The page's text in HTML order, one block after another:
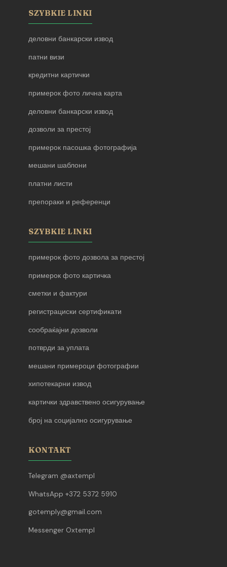
SZYBKIE LINKI
деловни банкарски извод
патни визи
кредитни картички
примерок фото лична карта
деловни банкарски извод
дозволи за престој
примерок пасошка фотографија
мешани шаблони
платни листи
препораки и референци
SZYBKIE LINKI
примерок фото дозвола за престој
примерок фото картичка
сметки и фактури
регистрациски сертификати
сообраќајни дозволи
потврди за уплата
мешани примероци фотографии
хипотекарни извод
картички здравствено осигурување
број на социјално осигурување
KONTAKT
Telegram @axtempl
WhatsApp +372 5372 5910
gotemply@gmail.com
Messenger Oxtempl